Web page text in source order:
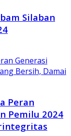
Silaban
Peran
Pemilu 2024